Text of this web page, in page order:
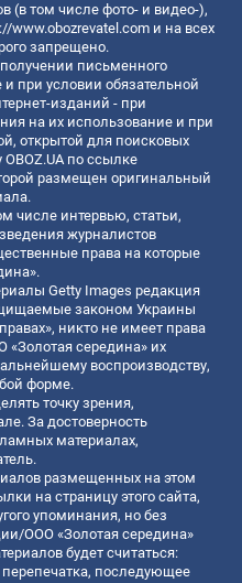
(в том числе фото- и видео-),
www.obozrevatel.com и на всех
запрещено.
письменного
при условии обязательной
изданий - при
на их использование и при
открытой для поисковых
по ссылке
размещен оригинальный
числе интервью, статьи,
журналистов
права на которые
Getty Images редакция
законом Украины
никто не имеет права
середина» их
воспроизводству,
форме.
точку зрения,
За достоверность
материалах,
размещенных на этом
на страницу этого сайта,
упоминания, но без
ООО «Золотая середина»
будет считаться:
последующее